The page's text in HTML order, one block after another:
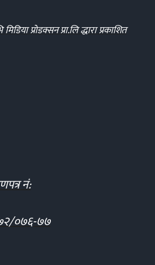
प्रोडक्सन प्रा.लि द्धारा प्रकाशित
नं:
०७६-७७